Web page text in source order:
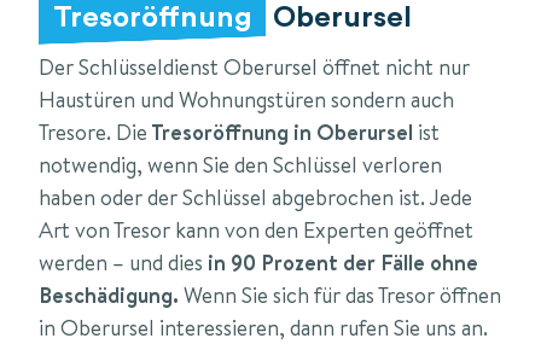
Tresoröffnung Oberursel
Der Schlüsseldienst Oberursel öffnet nicht nur
Haustüren und Wohnungstüren sondern auch
Tresore. Die Tresoröffnung in Oberursel ist
notwendig, wenn Sie den Schlüssel verloren
haben oder der Schlüssel abgebrochen ist. Jede
Art von Tresor kann von den Experten geöffnet
werden – und dies in 90 Prozent der Fälle ohne
Beschädigung. Wenn Sie sich für das Tresor öffnen
in Oberursel interessieren, dann rufen Sie uns an.